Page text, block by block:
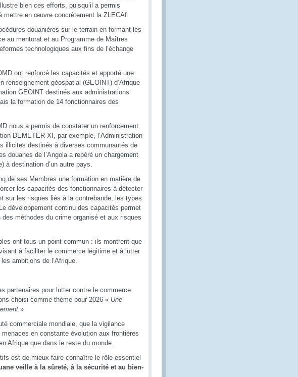
bien ces efforts, puisqu’il a permis
mettre en œuvre concrètement la ZLECAf.
douanières sur le terrain en formant les
au mentorat et au Programme de Maîtres
technologiques aux fins de l’échange
ont renforcé les capacités et apporté une
géospatial (GEOINT) d’Afrique
GEOINT destinés aux administrations
la formation de 14 fonctionnaires des
nous a permis de constater un renforcement
DEMETER XI, par exemple, l’Administration
illicites destinés à diverses communautés de
douanes de l’Angola a repéré un chargement
à destination d’un autre pays.
de ses Membres une formation en matière de
les capacités des fonctionnaires à détecter
sur les risques liés à la contrebande, les types
développement continu des capacités permet
méthodes du crime organisé et aux risques
ont tous un point commun : ils montrent que
à faciliter le commerce légitime et à lutter
ambitions de l’Afrique.
partenaires pour lutter contre le commerce
choisi comme thème pour 2026 « Une
»
commerciale mondiale, que la vigilance
en constante évolution aux frontières
Afrique que dans le reste du monde.
est de mieux faire connaître le rôle essentiel
veille à la sûreté, à la sécurité et au bien-